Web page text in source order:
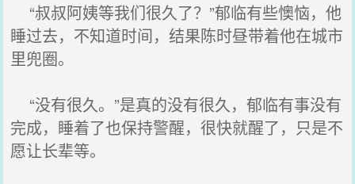
“叔叔阿姨等我们很久了？”郁临有些懊恼，他
睡过去，不知道时间，结果陈时昼带着他在城市
里兜圈。
“没有很久。”是真的没有很久，郁临有事没有
完成，睡着了也保持警醒，很快就醒了，只是不
愿让长辈等。